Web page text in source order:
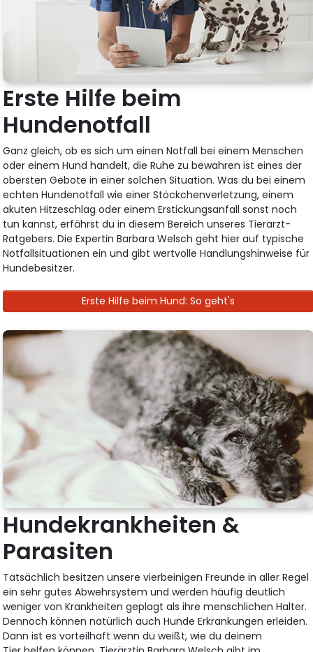
Erste Hilfe beim
Hundenotfall
Ganz gleich, ob es sich um einen Notfall bei einem Menschen
oder einem Hund handelt, die Ruhe zu bewahren ist eines der
obersten Gebote in einer solchen Situation. Was du bei einem
echten Hundenotfall wie einer Stöckchenverletzung, einem
akuten Hitzeschlag oder einem Erstickungsanfall sonst noch
tun kannst, erfährst du in diesem Bereich unseres Tierarzt-
Ratgebers. Die Expertin Barbara Welsch geht hier auf typische
Notfallsituationen ein und gibt wertvolle Handlungshinweise für
Hundebesitzer.
Erste Hilfe beim Hund: So geht's
Hundekrankheiten &
Parasiten
Tatsächlich besitzen unsere vierbeinigen Freunde in aller Regel
ein sehr gutes Abwehrsystem und werden häufig deutlich
weniger von Krankheiten geplagt als ihre menschlichen Halter.
Dennoch können natürlich auch Hunde Erkrankungen erleiden.
Dann ist es vorteilhaft wenn du weißt, wie du deinem